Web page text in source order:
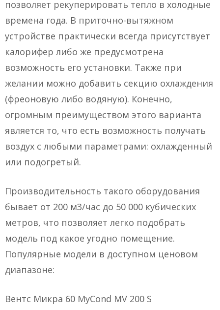
позволяет рекуперировать тепло в холодные
времена года. В приточно-вытяжном
устройстве практически всегда присутствует
калорифер либо же предусмотрена
возможность его установки. Также при
желании можно добавить секцию охлаждения
(фреоновую либо водяную). Конечно,
огромным преимуществом этого варианта
является то, что есть возможность получать
воздух с любыми параметрами: охлажденный
или подогретый.
Производительность такого оборудования
бывает от 200 м3/час до 50 000 кубических
метров, что позволяет легко подобрать
модель под какое угодно помещение.
Популярные модели в доступном ценовом
диапазоне:
Вентс Микра 60 MyCond MV 200 S